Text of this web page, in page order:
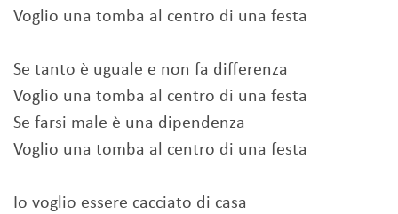
Voglio una tomba al centro di una festa
Se tanto è uguale e non fa differenza
Voglio una tomba al centro di una festa
Se farsi male è una dipendenza
Voglio una tomba al centro di una festa
Io voglio essere cacciato di casa